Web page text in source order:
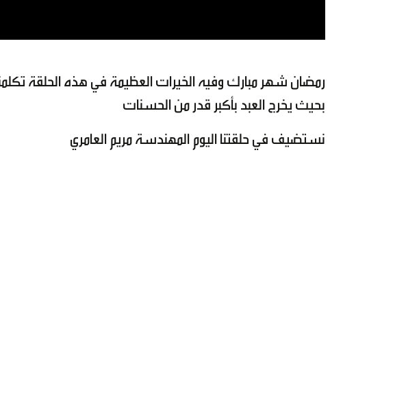
رمضان شهر مبارك وفيه الخيرات العظيمة في هذه الحلقة
بحيث يخرج العبد بأكبر قدر من الحسنات
نستضيف في حلقتنا اليوم المهندسة مريم العامري